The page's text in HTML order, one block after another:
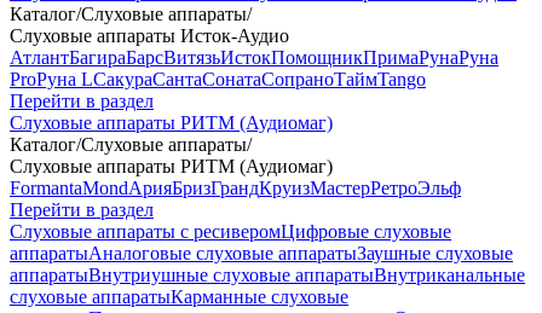
Каталог/Слуховые аппараты/
Слуховые аппараты Исток-Аудио
АтлантБагираБарсВитязьИстокПомощникПримаРунаРуна
ProРуна LСакураСантаСонатаСопраноТаймTango
Перейти в раздел
Слуховые аппараты РИТМ (Аудиомаг)
Каталог/Слуховые аппараты/
Слуховые аппараты РИТМ (Аудиомаг)
FormantaMondАрияБризГрандКруизМастерРетроЭльф
Перейти в раздел
Слуховые аппараты с ресиверомЦифровые слуховые
аппаратыАналоговые слуховые аппаратыЗаушные слуховые
аппаратыВнутриушные слуховые аппаратыВнутриканальные
слуховые аппаратыКарманные слуховые